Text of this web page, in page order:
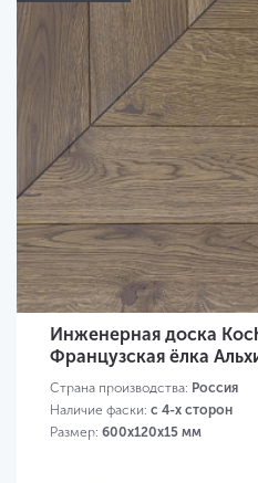
Инженерная доска
Французская ёлка
Страна производства: Россия
Наличие фаски: с 4-х сторон
Размер: 600х120х15 мм